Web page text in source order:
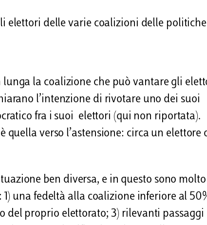
elettori delle varie coalizioni delle politiche
la coalizione che può vantare gli
l’intenzione di rivotare uno dei suoi
fra i suoi elettori (qui non riportata).
quella verso l’astensione: circa un elettore
ben diversa, e in questo sono molto
una fedeltà alla coalizione inferiore al
del proprio elettorato; 3) rilevanti passaggi